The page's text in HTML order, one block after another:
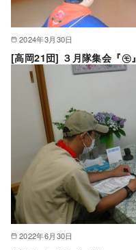
2024年3月30日
[高岡21団] ３月隊集会『㋲』
2022年6月30日